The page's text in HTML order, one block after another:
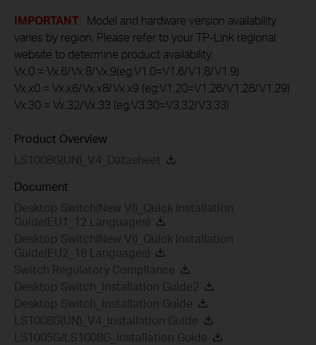
IMPORTANT: Model and hardware version availability
varies by region. Please refer to your TP-Link regional
website to determine product availability.
Vx.0 = Vx.6/Vx.8/Vx.9(eg:V1.0=V1.6/V1.8/V1.9)
Vx.x0 = Vx.x6/Vx.x8/Vx.x9 (eg:V1.20=V1.26/V1.28/V1.29)
Vx.30 = Vx.32/Vx.33 (eg:V3.30=V3.32/V3.33)
Product Overview
LS1008G(UN)_V4_Datasheet
Document
Desktop Switch(New VI)_Quick Installation
Guide(EU1_12 Languages)
Desktop Switch(New VI)_Quick Installation
Guide(EU2_18 Languages)
Switch Regulatory Compliance
Desktop Switch_Installation Guide2
Desktop Switch_Installation Guide
LS1008G(UN)_V4_Installation Guide
LS1005G/LS1008G_Installation Guide